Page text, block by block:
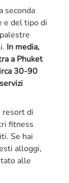
seconda
e del tipo di
In media,
a Phuket
30-90
resort di
fitness
Se hai
alloggi,
alle